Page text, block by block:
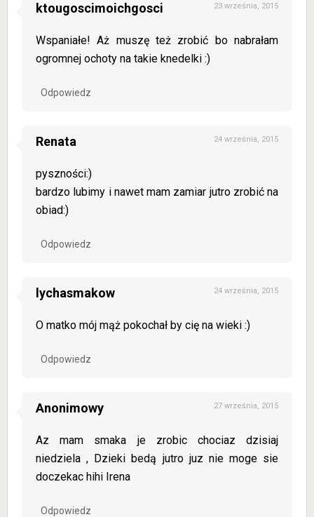
ktougoscimoichgosci 23 września, 2015
Wspaniałe! Aż muszę też zrobić bo nabrałam
ogromnej ochoty na takie knedelki :)
Odpowiedz
Renata 24 września, 2015
pyszności:)
bardzo lubimy i nawet mam zamiar jutro zrobić na
obiad:)
Odpowiedz
lychasmakow 24 września, 2015
O matko mój mąż pokochał by cię na wieki :)
Odpowiedz
Anonimowy 27 września, 2015
Az mam smaka je zrobic chociaz dzisiaj
niedziela , Dzieki bedą jutro juz nie moge sie
doczekac hihi Irena
Odpowiedz